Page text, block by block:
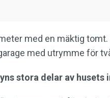
med en mäktig
med utrymme för
stora delar av husets